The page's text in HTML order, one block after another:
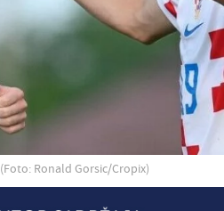
(Foto: Ronald Gorsic/Cropix)